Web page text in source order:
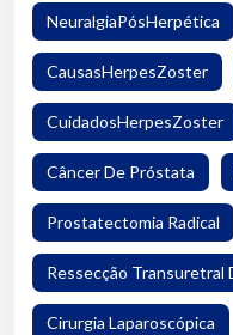
NeuralgiaPósHerpética
CausasHerpesZoster
CuidadosHerpesZoster
Câncer De Próstata
Prostatectomia Radical
Ressecção Transuretral
Cirurgia Laparoscópica